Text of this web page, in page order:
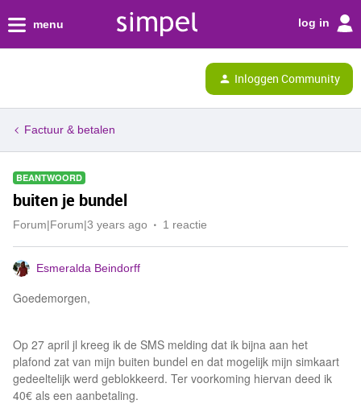
menu log in
Inloggen Community
Factuur & betalen
BEANTWOORD
buiten je bundel
Forum|Forum|3 years ago 1 reactie
Esmeralda Beindorff
Goedemorgen,
Op 27 april jl kreeg ik de SMS melding dat ik bijna aan het
plafond zat van mijn buiten bundel en dat mogelijk mijn simkaart
gedeeltelijk werd geblokkeerd. Ter voorkoming hiervan deed ik
40€ als een aanbetaling.